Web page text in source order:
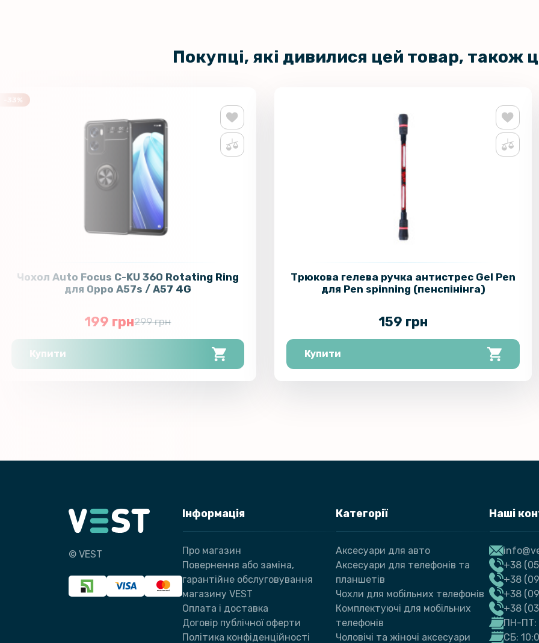
Покупці, які дивилися цей товар, також
-33%
Чохол Auto Focus C-KU 360 Rotating Ring
для Oppo A57s / A57 4G
199 грн299 грн
Купити
Трюкова гелева ручка антистрес Gel Pen
для Pen spinning (пенспінінга)
159 грн
Купити
© VEST
Інформація
Про магазин
Повернення або заміна,
гарантійне обслуговування
магазину VEST
Оплата і доставка
Договір публічної оферти
Політика конфіденційності
Категорії
Аксесуари для авто
Аксесуари для телефонів та
планшетів
Чохли для мобільних телефонів
Комплектуючі для мобільних
телефонів
Чоловічі та жіночі аксесуари
Наші
+38
+38
+38
+38
ПН-ПТ:
СБ: